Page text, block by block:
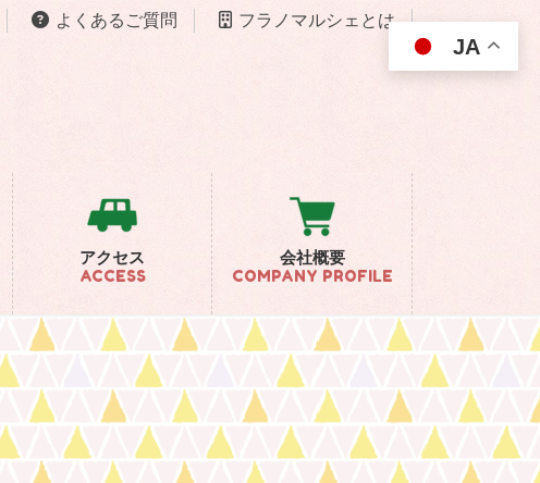
よくあるご質問 フラノマルシェとは
アクセス
ACCESS
会社概要
COMPANY PROFILE
JA